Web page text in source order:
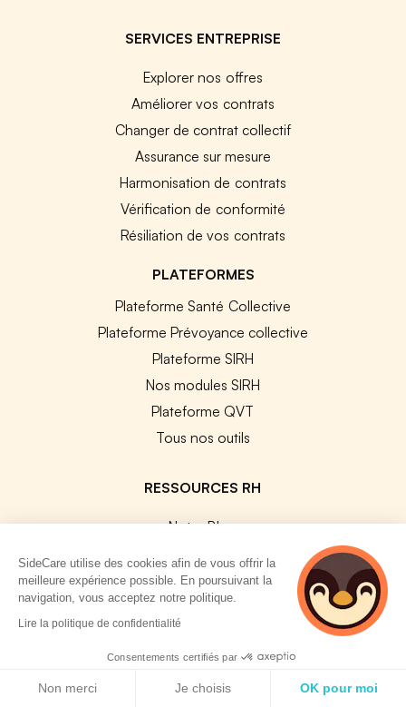
SERVICES ENTREPRISE
Explorer nos offres
Améliorer vos contrats
Changer de contrat collectif
Assurance sur mesure
Harmonisation de contrats
Vérification de conformité
Résiliation de vos contrats
PLATEFORMES
Plateforme Santé Collective
Plateforme Prévoyance collective
Plateforme SIRH
Nos modules SIRH
Plateforme QVT
Tous nos outils
RESSOURCES RH
Notre Blog
Guides Entreprises
Les conventions collectives
Les codes APE / NAF
Base des métiers
Les assureurs partenaires
SideCare utilise des cookies afin de vous offrir la
meilleure expérience possible. En poursuivant la
navigation, vous acceptez notre politique.
Lire la politique de confidentialité
Consentements certifiés par
Non merci Je choisis OK pour moi
2 personnes
consultent
actuellement cette